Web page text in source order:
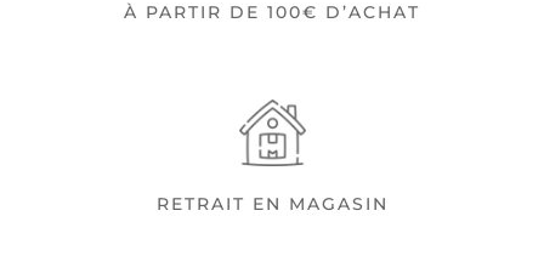
À PARTIR DE 100€ D’ACHAT
RETRAIT EN MAGASIN